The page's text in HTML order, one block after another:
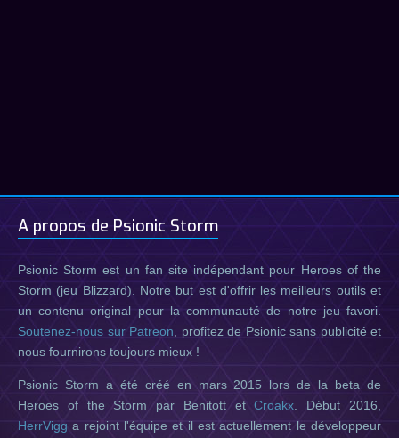
A propos de Psionic Storm
Psionic Storm est un fan site indépendant pour Heroes of the
Storm (jeu Blizzard). Notre but est d'offrir les meilleurs outils et
un contenu original pour la communauté de notre jeu favori.
Soutenez-nous sur Patreon, profitez de Psionic sans publicité et
nous fournirons toujours mieux !
Psionic Storm a été créé en mars 2015 lors de la beta de
Heroes of the Storm par Benitott etCroakx. Début 2016,
HerrVigg a rejoint l'équipe et il est actuellement le développeur